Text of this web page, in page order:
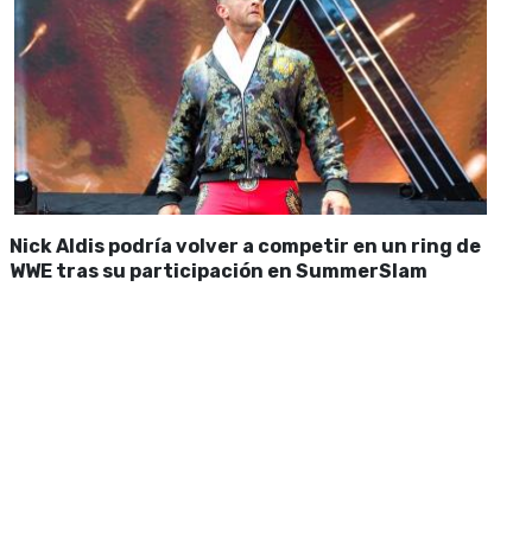
Nick Aldis podría volver a competir en un ring de
WWE tras su participación en SummerSlam